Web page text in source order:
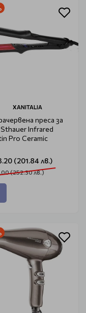
XANITALIA
преса за
Infrared
Pro Ceramic
(201.84 лв.)
(252.30 лв.)